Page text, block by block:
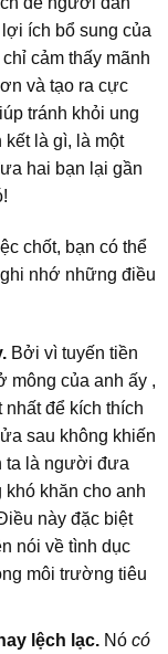
ích bổ sung của
cảm thấy mãnh
và tạo ra cực
tránh khỏi ung
là gì, là một
hai bạn lại gần
chốt, bạn có thể
nhớ những điều
Bởi vì tuyến tiền
mông của anh ấy ,
nhất để kích thích
sau không khiến
ta là người đưa
khó khăn cho anh
này đặc biệt
nói về tình dục
môi trường tiêu
lệch lạc. Nó có